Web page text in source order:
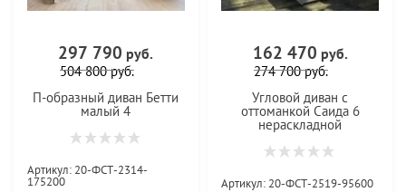
297 790 руб.
504 800руб.
П-образный диван Бетти
малый 4
Артикул: 20-ФСТ-2314-
175200
162 470 руб.
274 700руб.
Угловой диван с
оттоманкой Саида 6
нераскладной
Артикул: 20-ФСТ-2519-95600